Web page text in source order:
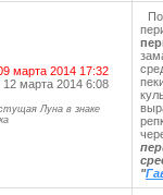
марта 2014 17:32
12 марта 2014 6:08
Луна в знаке
"